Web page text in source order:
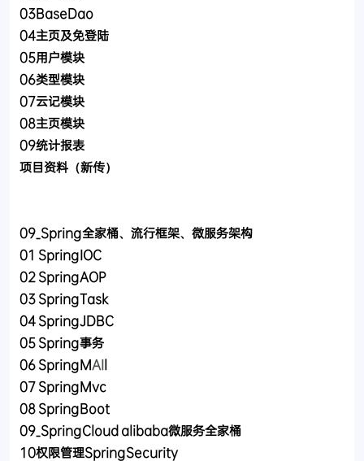
03BaseDao
04主页及免登陆
05用户模块
06类型模块
07云记模块
08主页模块
09统计报表
项目资料（新传）
09_Spring全家桶、流行框架、微服务架构
01 SpringIOC
02 SpringAOP
03 SpringTask
04 SpringJDBC
05 Spring事务
06 SpringMAIl
07 SpringMvc
08 SpringBoot
09_SpringCloud alibaba微服务全家桶
10权限管理SpringSecurity